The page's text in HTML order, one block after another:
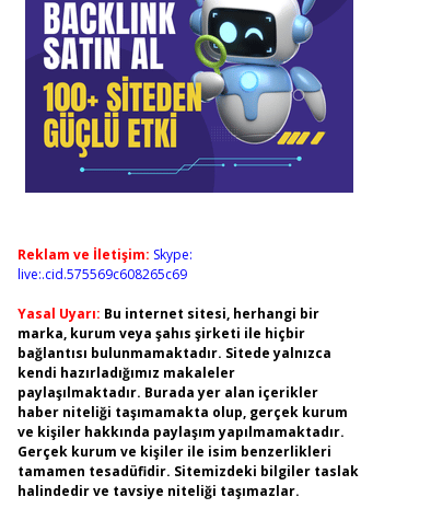
Reklam ve İletişim: Skype:
live:.cid.575569c608265c69
Yasal Uyarı: Bu internet sitesi, herhangi bir
marka, kurum veya şahıs şirketi ile hiçbir
bağlantısı bulunmamaktadır. Sitede yalnızca
kendi hazırladığımız makaleler
paylaşılmaktadır. Burada yer alan içerikler
haber niteliği taşımamakta olup, gerçek kurum
ve kişiler hakkında paylaşım yapılmamaktadır.
Gerçek kurum ve kişiler ile isim benzerlikleri
tamamen tesadüfidir. Sitemizdeki bilgiler taslak
halindedir ve tavsiye niteliği taşımazlar.